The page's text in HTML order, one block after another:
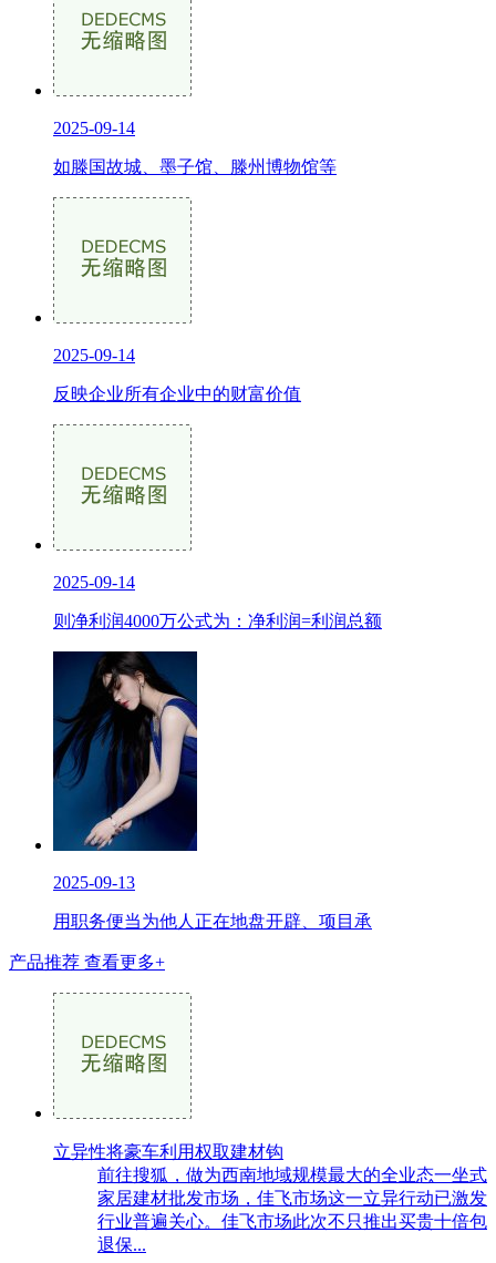
2025-09-14
如滕国故城、墨子馆、滕州博物馆等
2025-09-14
反映企业所有企业中的财富价值
2025-09-14
则净利润4000万公式为：净利润=利润总额
2025-09-13
用职务便当为他人正在地盘开辟、项目承
产品推荐 查看更多+
立异性将豪车利用权取建材钩
前往搜狐，做为西南地域规模最大的全业态一坐式
家居建材批发市场，佳飞市场这一立异行动已激发
行业普遍关心。佳飞市场此次不只推出买贵十倍包
退保...